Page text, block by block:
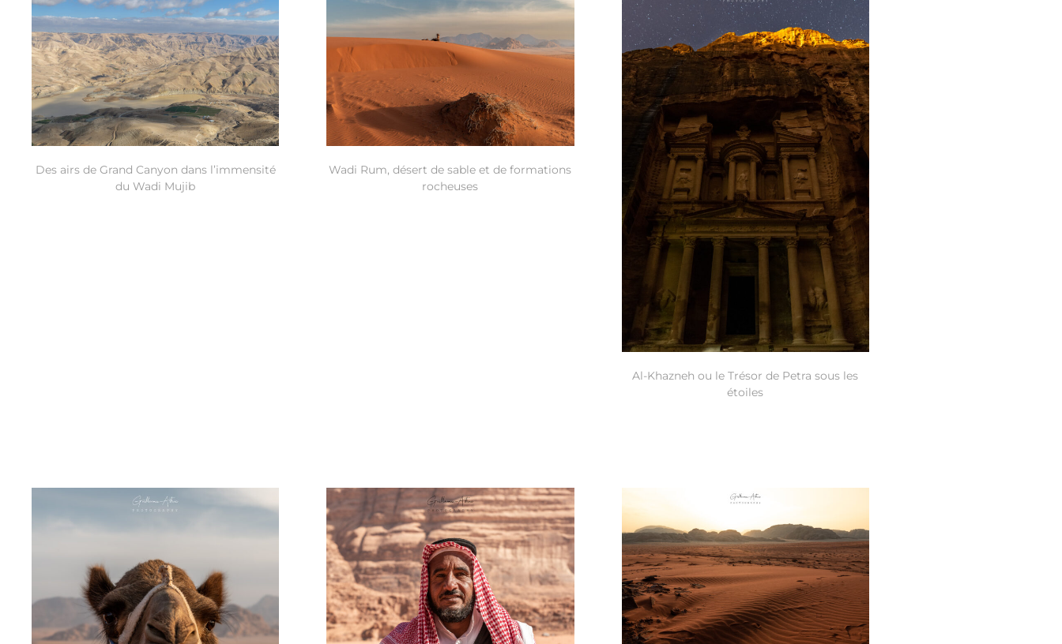
Des airs de Grand Canyon dans l’immensité
du Wadi Mujib
Wadi Rum, désert de sable et de formations
rocheuses
Al-Khazneh ou le Trésor de Petra sous les
étoiles